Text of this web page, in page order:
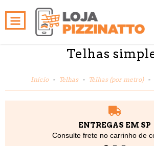
Telhas
Início - Telhas - Telhas (por metro) -
ENTREGAS EM SP
Consulte frete no carrinho de